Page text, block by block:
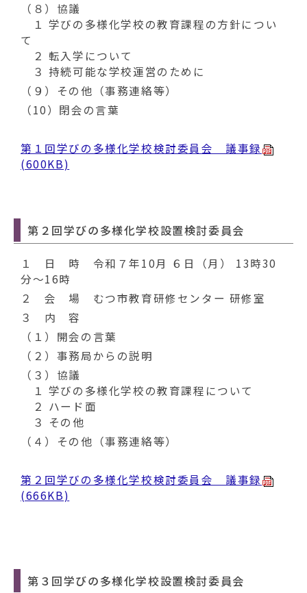
（８）協議
１ 学びの多様化学校の教育課程の方針につい
て
２ 転入学について
３ 持続可能な学校運営のために
（９）その他（事務連絡等）
（10）閉会の言葉
第１回学びの多様化学校検討委員会 議事録
(600KB)
第２回学びの多様化学校設置検討委員会
１ 日 時 令和７年10月 ６日（月） 13時30
分～16時
２ 会 場 むつ市教育研修センター 研修室
３ 内 容
（１）開会の言葉
（２）事務局からの説明
（３）協議
１ 学びの多様化学校の教育課程について
２ ハード面
３ その他
（４）その他（事務連絡等）
第２回学びの多様化学校検討委員会 議事録
(666KB)
第３回学びの多様化学校設置検討委員会